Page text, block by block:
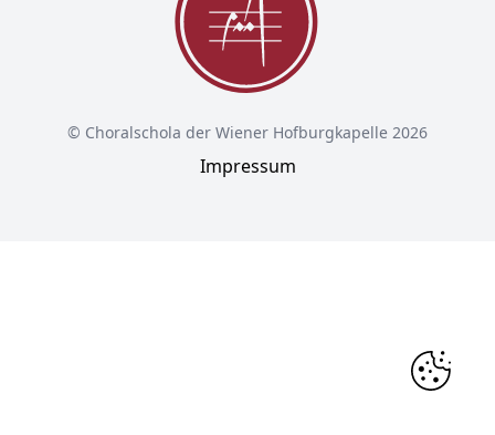
© Choralschola der Wiener Hofburgkapelle 2026
Impressum